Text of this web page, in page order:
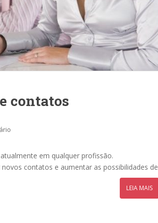
contatos
em qualquer profissão.
contatos e aumentar as possibilidades de
LEIA MAIS